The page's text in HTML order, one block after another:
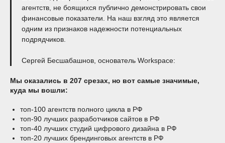
агентств, не боящихся публично демонстрировать свои
финансовые показатели. На наш взгляд это является
одним из признаков надежности потенциальных
подрядчиков.
Сергей Бесшабашнов, основатель Workspace:
Мы оказались в 207 срезах, но вот самые значимые,
куда мы вошли:
топ-100 агентств полного цикла в РФ
топ-90 лучших разработчиков сайтов в РФ
топ-40 лучших студий цифрового дизайна в РФ
топ-20 лучших брендинговых агентств в РФ